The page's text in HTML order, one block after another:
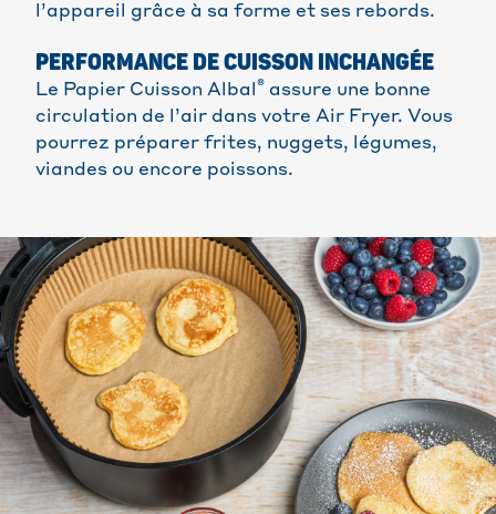
l’appareil grâce à sa forme et ses rebords.
PERFORMANCE DE CUISSON INCHANGÉE
Le Papier Cuisson Albal ® assure une bonne
circulation de l’air dans votre Air Fryer. Vous
pourrez préparer frites, nuggets, légumes,
viandes ou encore poissons.